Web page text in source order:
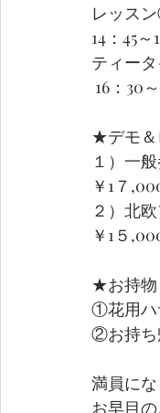
レッス
14：45～
ティー
16：30
★デモ＆
１
￥1７
２）北
￥1５
★お持
①花用
②お持ち
満員に
お早目